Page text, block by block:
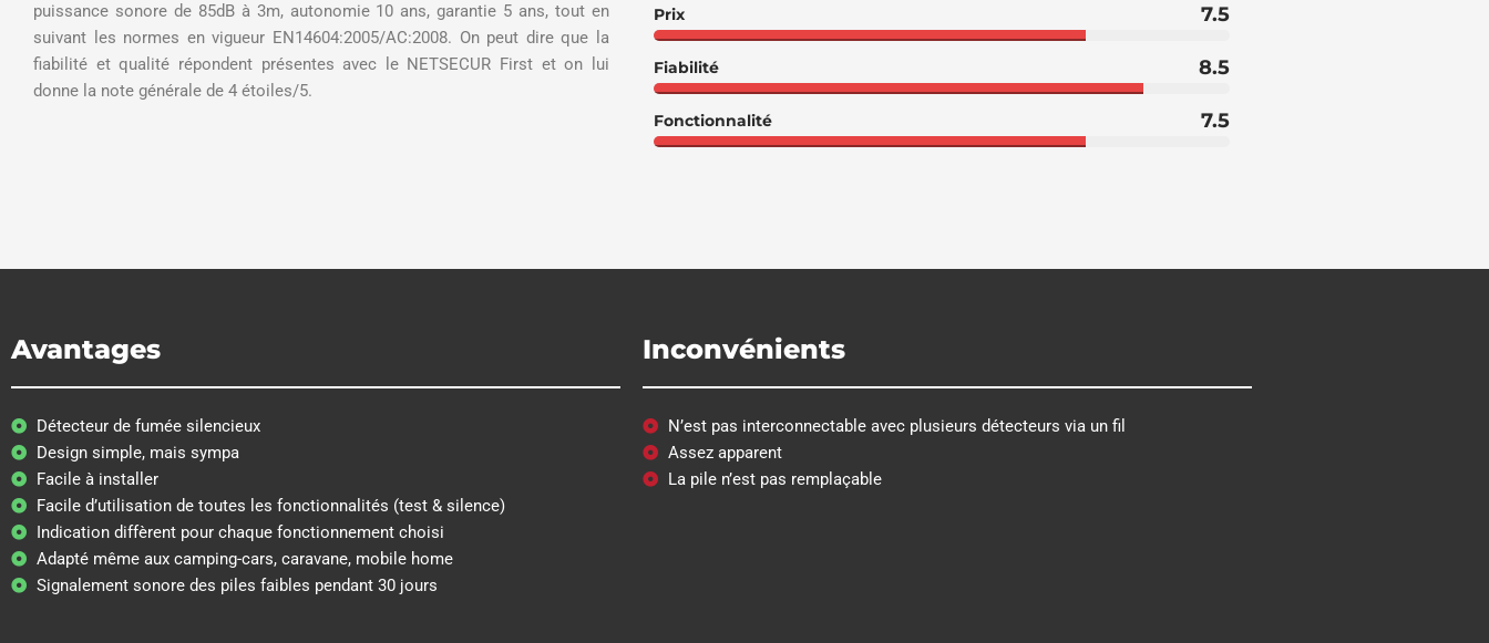
puissance sonore de 85dB à 3m, autonomie 10 ans, garantie 5 ans, tout en
suivant les normes en vigueur EN14604:2005/AC:2008. On peut dire que la
fiabilité et qualité répondent présentes avec le NETSECUR First et on lui
donne la note générale de 4 étoiles/5.
Prix 7.5
Fiabilité 8.5
Fonctionnalité 7.5
Avantages
Détecteur de fumée silencieux
Design simple, mais sympa
Facile à installer
Facile d’utilisation de toutes les fonctionnalités (test & silence)
Indication diffèrent pour chaque fonctionnement choisi
Adapté même aux camping-cars, caravane, mobile home
Signalement sonore des piles faibles pendant 30 jours
Inconvénients
N’est pas interconnectable avec plusieurs détecteurs via un fil
Assez apparent
La pile n’est pas remplaçable